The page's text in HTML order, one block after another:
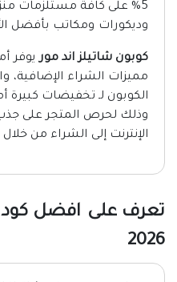
5% على كافة مستلزمات
وديكورات ومكاتب بأفضل
كوبون شاتيلز اند موريوفر
مميزات الشراء الإضافية،
الكوبون لـ تخفيضات كبيرة
وذلك لحرص المتجر على
الإنترنت إلى الشراء من خلال
تعرف على افضل كود
2026